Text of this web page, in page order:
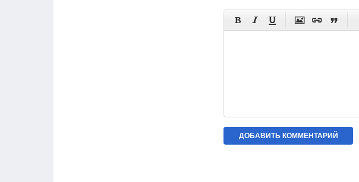
     